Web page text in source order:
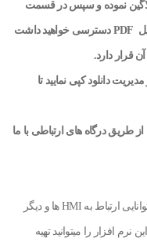
نموده و سپس در قسمت
دسترسی خواهید داشت
قرار دارد.
دانلود کپی نمایید تا
از طریق درگاه های ارتباطی با ما
پشتیبانی از پروتوکل شبکه مدباس تحت اترنت توانایی ارتباط به HMI ها و دیگر
افزار را میتوانید تهیه